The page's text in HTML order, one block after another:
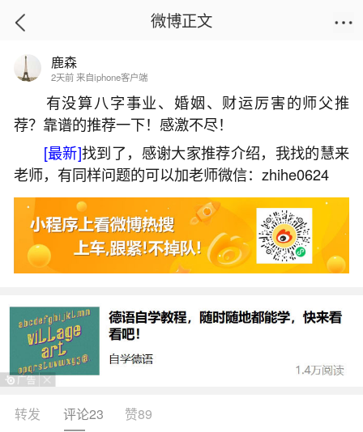
首页
生辰八字怎么算命最准确的？
2026-07-05 16:09:21 21 8 赞
生活中像生辰八字怎么算命最准确的？都是很
微博正文
鹿森
2天前 来自iphone客户端
有没算八字事业、婚姻、财运厉害的师父推
荐？靠谱的推荐一下！感激不尽！
[最新]找到了，感谢大家推荐介绍，我找的慧来
老师，有同样问题的可以加老师微信：zhihe0624
转发 评论23 赞89